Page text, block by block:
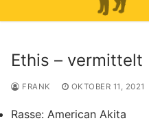
Ethis – vermittelt
FRANK OKTOBER 11, 2021
Rasse: American Akita